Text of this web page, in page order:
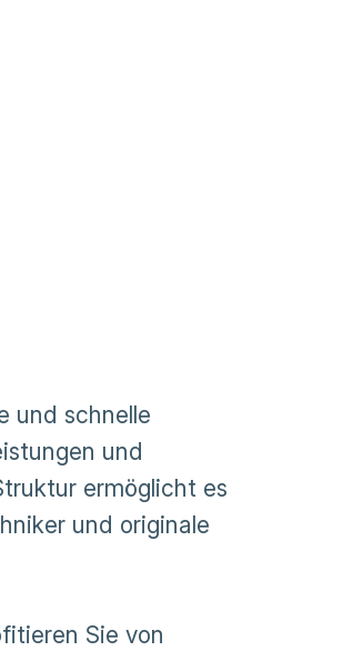
und schnelle
und
ermöglicht es
und originale
Sie von